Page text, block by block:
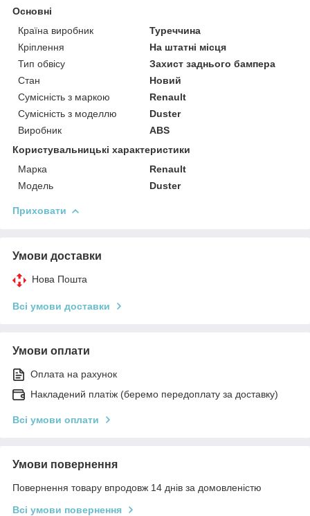
Основні
Країна виробник
Туреччина
Кріплення
На штатні місця
Тип обвісу
Захист заднього бампера
Стан
Новий
Сумісність з маркою
Renault
Сумісність з моделлю
Duster
Виробник
ABS
Користувальницькі характеристики
Марка
Renault
Модель
Duster
Приховати
Умови доставки
Нова Пошта
Всі умови доставки
Умови оплати
Оплата на рахунок
Накладений платіж (беремо передоплату за доставку)
Всі умови оплати
Умови повернення
Повернення товару впродовж 14 днів за домовленістю
Всі умови повернення